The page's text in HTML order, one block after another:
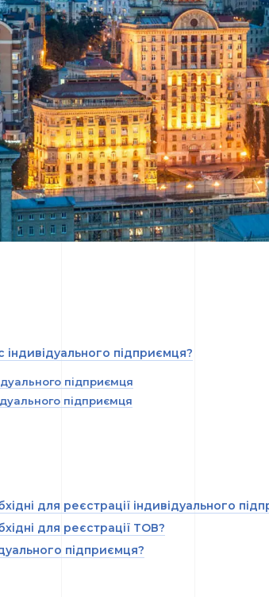
індивідуального підприємця?
підприємця
підприємця
для реєстрації індивідуального
для реєстрації ТОВ?
підприємця?